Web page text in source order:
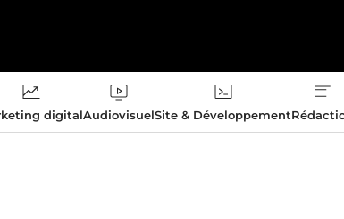
digitalAudiovisuelSite & Développement